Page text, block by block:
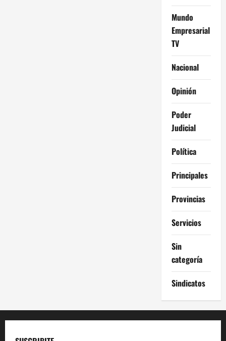
Mundo
Empresarial
TV
Nacional
Opinión
Poder
Judicial
Política
Principales
Provincias
Servicios
Sin
categoría
Sindicatos